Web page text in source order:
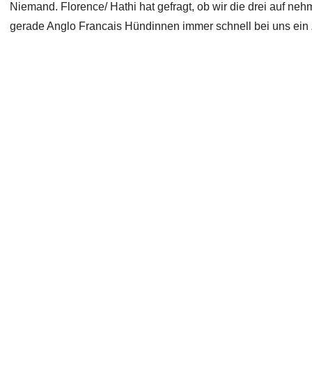
Niemand. Florence/ Hathi hat gefragt, ob wir die drei auf
gerade Anglo Francais Hündinnen immer schnell bei uns ein